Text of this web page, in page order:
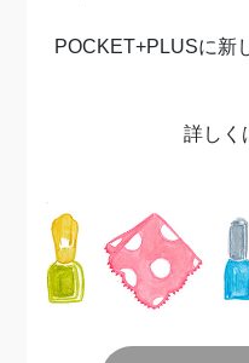
POCKET+PLUSに新
詳しく